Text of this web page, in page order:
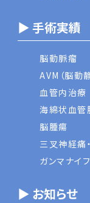
▶ 手術実績
脳動脈瘤
AVM（脳動
血管内治療
海綿状血管
脳腫瘍
三叉神経痛
ガンマナイフ
▶ お知らせ